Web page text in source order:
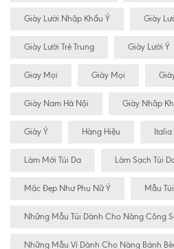
Giày Lười Nhập Khẩu Ý Giày
Giày Lười Trẻ Trung Giày Lười Ý
Giay Mọi Giày Mọi
Giày Nam Hà Nội Giày Nhâp
Giày Ý Hàng Hiệu Italia
Làm Mới Túi Da Làm Sạch Túi
Mặc Đẹp Như Phụ Nữ Ý Mẫu
Những Mẫu Túi Dành Cho Nàng Công
Những Mẫu Ví Dành Cho Nàng Bánh